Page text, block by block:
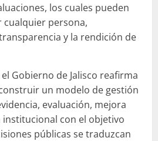
los cuales pueden
persona,
y la rendición de
Gobierno de Jalisco reafirma
un modelo de gestión
evaluación, mejora
con el objetivo
públicas se traduzcan